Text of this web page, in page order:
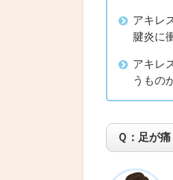
アキレ
腱炎に
アキレ
うもの
Ｑ：足が